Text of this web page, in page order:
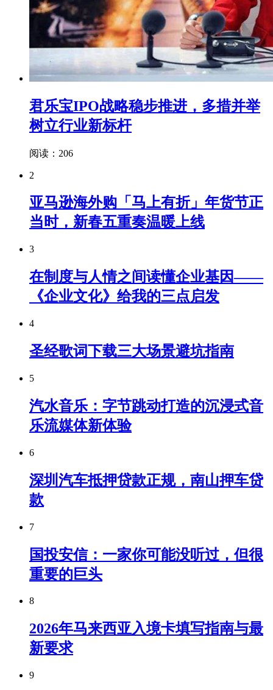
君乐宝IPO战略稳步推进，多措并举
树立行业新标杆
阅读：206
2
亚马逊海外购「马上有折」年货节正
当时，新春五重奏温暖上线
3
在制度与人情之间读懂企业基因——
《企业文化》给我的三点启发
4
圣经歌词下载三大场景避坑指南
5
汽水音乐：字节跳动打造的沉浸式音
乐流媒体新体验
6
深圳汽车抵押贷款正规，南山押车贷
款
7
国投安信：一家你可能没听过，但很
重要的巨头
8
2026年马来西亚入境卡填写指南与最
新要求
9